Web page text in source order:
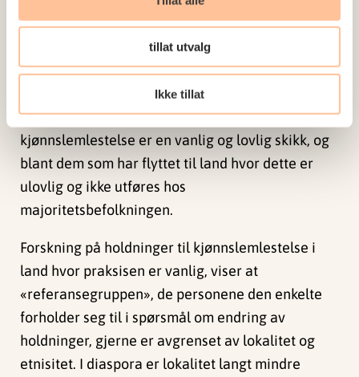
tillat utvalg
Ikke tillat
tilhenger passer overens med andre teorier om
hvordan veien fra å støtte til å avvise
kjønnslemlestelse kan foregå. Forskerne bak
studien mener imidlertid at måten endring skjer
på ikke er helt den samme i land hvor
kjønnslemlestelse er en vanlig og lovlig skikk, og
blant dem som har flyttet til land hvor dette er
ulovlig og ikke utføres hos
majoritetsbefolkningen.
Forskning på holdninger til kjønnslemlestelse i
land hvor praksisen er vanlig, viser at
«referansegruppen», de personene den enkelte
forholder seg til i spørsmål om endring av
holdninger, gjerne er avgrenset av lokalitet og
etnisitet. I diaspora er lokalitet langt mindre